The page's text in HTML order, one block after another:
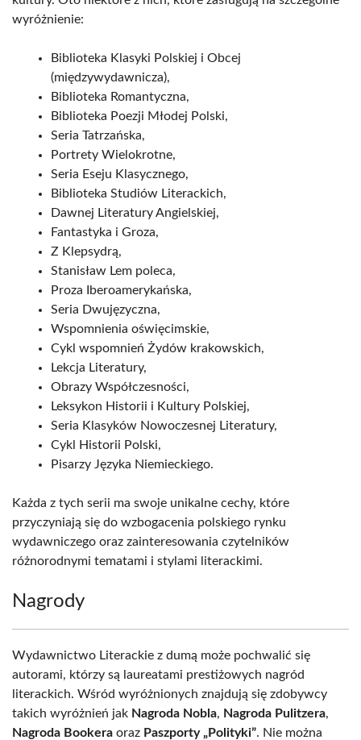
wyróżnienie:
Biblioteka Klasyki Polskiej i Obcej
(międzywydawnicza),
Biblioteka Romantyczna,
Biblioteka Poezji Młodej Polski,
Seria Tatrzańska,
Portrety Wielokrotne,
Seria Eseju Klasycznego,
Biblioteka Studiów Literackich,
Dawnej Literatury Angielskiej,
Fantastyka i Groza,
Z Klepsydrą,
Stanisław Lem poleca,
Proza Iberoamerykańska,
Seria Dwujęzyczna,
Wspomnienia oświęcimskie,
Cykl wspomnień Żydów krakowskich,
Lekcja Literatury,
Obrazy Współczesności,
Leksykon Historii i Kultury Polskiej,
Seria Klasyków Nowoczesnej Literatury,
Cykl Historii Polski,
Pisarzy Języka Niemieckiego.
Każda z tych serii ma swoje unikalne cechy, które
przyczyniają się do wzbogacenia polskiego rynku
wydawniczego oraz zainteresowania czytelników
różnorodnymi tematami i stylami literackimi.
Nagrody
Wydawnictwo Literackie z dumą może pochwalić się
autorami, którzy są laureatami prestiżowych nagród
literackich. Wśród wyróżnionych znajdują się zdobywcy
takich wyróżnień jak Nagroda Nobla, Nagroda Pulitzera,
Nagroda Bookera oraz Paszporty „Polityki”. Nie można